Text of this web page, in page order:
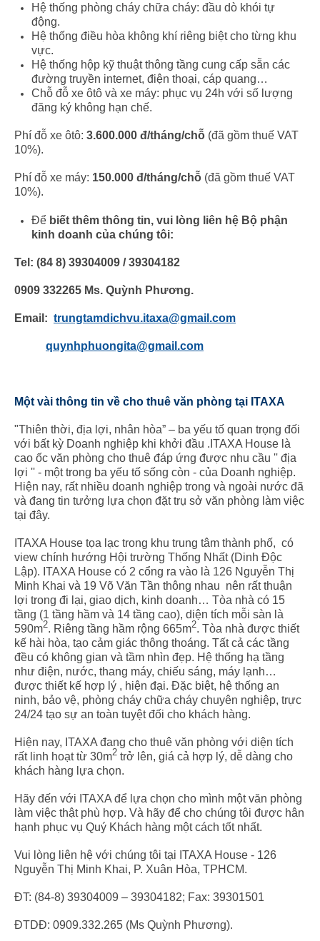
Hệ thống phòng cháy chữa cháy: đầu dò khói tự
động.
Hệ thống điều hòa không khí riêng biệt cho từng khu
vực.
Hệ thống hộp kỹ thuật thông tầng cung cấp sẵn các
đường truyền internet, điện thoại, cáp quang…
Chỗ đỗ xe ôtô và xe máy: phục vụ 24h với số lượng
đăng ký không hạn chế.
Phí đỗ xe ôtô: 3.600.000 đ/tháng/chỗ (đã gồm thuế VAT
10%).
Phí đỗ xe máy: 150.000 đ/tháng/chỗ (đã gồm thuế VAT
10%).
Để biết thêm thông tin, vui lòng liên hệ Bộ phận
kinh doanh của chúng tôi:
Tel: (84 8) 39304009 / 39304182
0909 332265 Ms. Quỳnh Phương.
Email: trungtamdichvu.itaxa@gmail.com
quynhphuongita@gmail.com
Một vài thông tin về cho thuê văn phòng tại ITAXA
"Thiên thời, địa lợi, nhân hòa” – ba yếu tố quan trọng đối
với bất kỳ Doanh nghiệp khi khởi đầu .ITAXA House là
cao ốc văn phòng cho thuê đáp ứng được nhu cầu '' địa
lợi '' - một trong ba yếu tố sống còn - của Doanh nghiệp.
Hiện nay, rất nhiều doanh nghiệp trong và ngoài nước đã
và đang tin tưởng lựa chọn đặt trụ sở văn phòng làm việc
tại đây.
ITAXA House tọa lạc trong khu trung tâm thành phố, có
view chính hướng Hội trường Thống Nhất (Dinh Độc
Lập). ITAXA House có 2 cổng ra vào là 126 Nguyễn Thị
Minh Khai và 19 Võ Văn Tần thông nhau nên rất thuận
lợi trong đi lại, giao dịch, kinh doanh… Tòa nhà có 15
tầng (1 tầng hầm và 14 tầng cao), diện tích mỗi sàn là
590m2. Riêng tầng hầm rộng 665m2. Tòa nhà được thiết
kế hài hòa, tạo cảm giác thông thoáng. Tất cả các tầng
đều có không gian và tầm nhìn đẹp. Hệ thống hạ tầng
như điện, nước, thang máy, chiếu sáng, máy lạnh…
được thiết kế hợp lý , hiện đại. Đặc biệt, hệ thống an
ninh, bảo vệ, phòng cháy chữa cháy chuyên nghiệp, trực
24/24 tạo sự an toàn tuyệt đối cho khách hàng.
Hiện nay, ITAXA đang cho thuê văn phòng với diện tích
rất linh hoạt từ 30m2 trở lên, giá cả hợp lý, dễ dàng cho
khách hàng lựa chọn.
Hãy đến với ITAXA để lựa chọn cho mình một văn phòng
làm việc thật phù hợp. Và hãy để cho chúng tôi được hân
hạnh phục vụ Quý Khách hàng một cách tốt nhất.
Vui lòng liên hệ với chúng tôi tại ITAXA House - 126
Nguyễn Thị Minh Khai, P. Xuân Hòa, TPHCM.
ĐT: (84-8) 39304009 – 39304182; Fax: 39301501
ĐTDĐ: 0909.332.265 (Ms Quỳnh Phương).